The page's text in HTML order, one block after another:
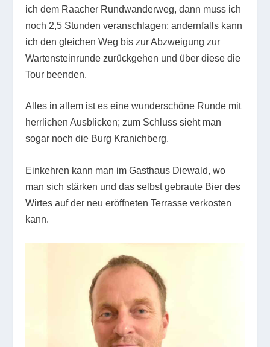
ich dem Raacher Rundwanderweg, dann muss ich
noch 2,5 Stunden veranschlagen; andernfalls kann
ich den gleichen Weg bis zur Abzweigung zur
Wartensteinrunde zurückgehen und über diese die
Tour beenden.
Alles in allem ist es eine wunderschöne Runde mit
herrlichen Ausblicken; zum Schluss sieht man
sogar noch die Burg Kranichberg.
Einkehren kann man im Gasthaus Diewald, wo
man sich stärken und das selbst gebraute Bier des
Wirtes auf der neu eröffneten Terrasse verkosten
kann.